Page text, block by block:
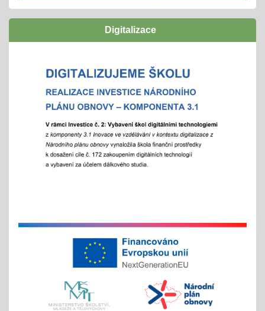
naplno rozvinout svůj potenciál
01.02.2026
městská, okresní a vyšší kola
"držíme palce"
Zápisy online pro školní rok 2026/2027
15.01.2026
- letošní zápis do ZŠ pro 1. ročník školního roku
Chystáte se k zápisu?
nabízíme individuální prohlídky školy
Digitalizace